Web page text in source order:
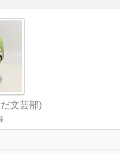
文芸部)